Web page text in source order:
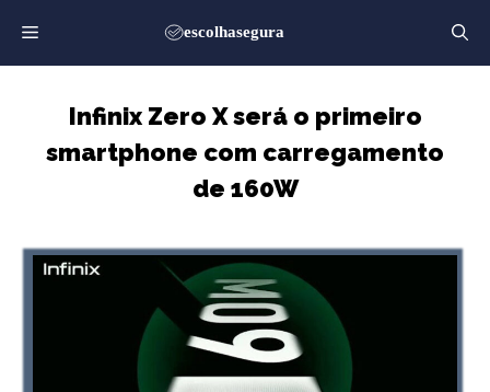
para
o
Infinix Zero X será o primeiro
smartphone com carregamento
de 160W